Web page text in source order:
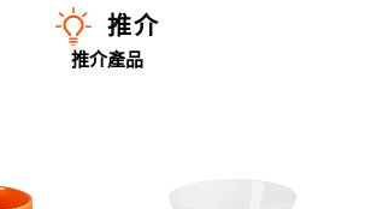
推介
推介產品